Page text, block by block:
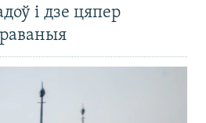
і дзе цяпер